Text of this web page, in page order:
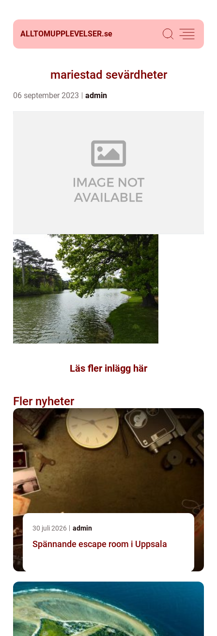
ALLTOMUPPLEVELSER.se
mariestad sevärdheter
06 september 2023 admin
Läs fler inlägg här
Fler nyheter
30 juli 2026 admin
Spännande escape room i Uppsala